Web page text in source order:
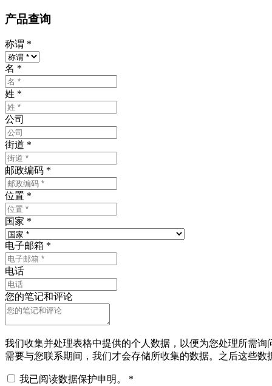
产品查询
称谓 *
名 *
姓 *
公司
街道 *
邮政编码 *
位置 *
国家 *
电子邮箱 *
电话
您的笔记和评论
我们收集并处理表格中提供的个人数据，以便为您处理所需
需要与您联系期间，我们才会存储所收集的数据。之后这些
我已阅读数据保护申明。 *